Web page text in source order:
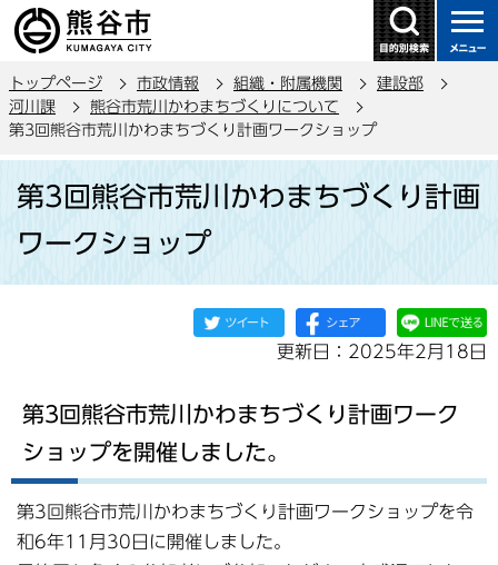
の
ー
ジ
トップページ 市政情報 組織・附属機関
建設部
河川課
熊谷市荒川かわまちづくりについて
第3回熊谷市荒川かわまちづくり計画ワークショップ
か
第3回熊谷市荒川かわまちづくり計画
ワークショップ
更新日：2025年2月18日
第3回熊谷市荒川かわまちづくり計画ワーク
ショップを開催しました。
第3回熊谷市荒川かわまちづくり計画ワークショップを令
和6年11月30日に開催しました。